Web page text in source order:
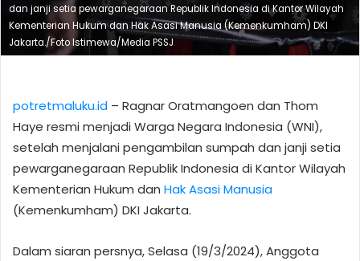
dan janji setia pewarganegaraan Republik Indonesia di Kantor Wilayah
Kementerian Hukum dan Hak Asasi Manusia (Kemenkumham) DKI
Jakarta./Foto Istimewa/Media PSSJ
potretmaluku.id – Ragnar Oratmangoen dan Thom
Haye resmi menjadi Warga Negara Indonesia (WNI),
setelah menjalani pengambilan sumpah dan janji setia
pewarganegaraan Republik Indonesia di Kantor Wilayah
Kementerian Hukum dan Hak Asasi Manusia
(Kemenkumham) DKI Jakarta.
Dalam siaran persnya, Selasa (19/3/2024), Anggota